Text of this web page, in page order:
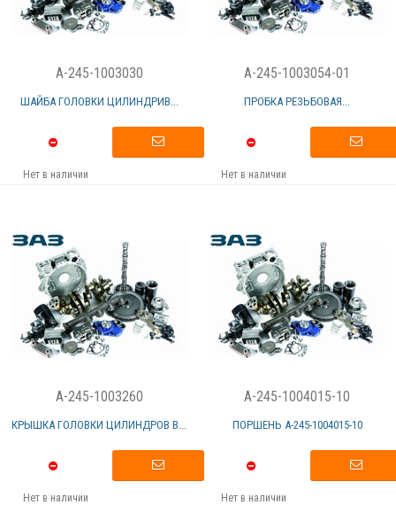
A-245-1003030
ШАЙБА ГОЛОВКИ ЦИЛИНДРИВ...
Нет в наличии
A-245-1003054-01
ПРОБКА РЕЗЬБОВАЯ...
Нет в наличии
A-245-1003260
КРЫШКА ГОЛОВКИ ЦИЛИНДРОВ В...
Нет в наличии
A-245-1004015-10
ПОРШЕНЬ А-245-1004015-10
Нет в наличии